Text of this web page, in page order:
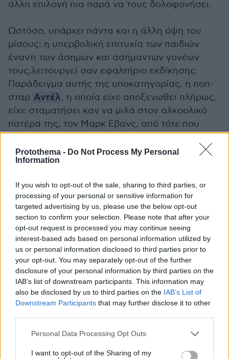
Protothema - Do Not Process My Personal
Information
If you wish to opt-out of the sale, sharing to third parties, or
processing of your personal or sensitive information for
targeted advertising by us, please use the below opt-out
section to confirm your selection. Please note that after your
opt-out request is processed you may continue seeing
interest-based ads based on personal information utilized by
us or personal information disclosed to third parties prior to
your opt-out. You may separately opt-out of the further
disclosure of your personal information by third parties on the
IAB’s list of downstream participants. This information may
also be disclosed by us to third parties on the IAB’s List of
Downstream Participants that may further disclose it to other
Please note that this website/app uses one or more Google
not limited to your visit or usage behaviour. You may click to
Personal Data Processing Opt Outs
I want to opt-out of the Sharing of my
άλλη επιλογή πια παρά να τους δολοφονήσει.
Ωστόσο, υπάρχει πάντα και η άλλη όψη του
μίσους: η υπερβολική επιτυχία των παιδιών
έναντι των άσημων και ασήμαντων γονέων
τους,λειτουργεί σαν εφαλτήριο εκδίκησης.
Παράδειγμα αυτής της υποκατηγορίας, η ποπ-
σταρ Αντέλ, η οποία είχε αποξενωθεί πλήρως,
είχε σταματήσει καν να μιλά στον αλκοολικό
πατέρα της, τον Μαρκ Εβανς, από τότε που
ήταν 12 ετών.
Πολλά χρόνια αργότερα, όταν πλέον η Αντέλ
εξερράγη κατά του πατρός της σε συνέντευξή
της: «Με κάνει έξω φρενών με αυτά που λέει
για μένα. Οτι δήθεν ‘’το πρόβλημά μου με τους
άντρες οφείλεται σε εκείνον’’. Σοβαρά; Να πάει
να γ... Πώς τολμάει να σχολιάζει τη ζωή μου;
Λέει ότι με αγαπάει και με λατρεύει.
Τρελαίνομαι. Και γιατί μου τα λέει αυτά μέσω
μιας εφημερίδας; Αν τον ξαναδώ μπροστά μου,
θα τον φτύσω στα μούτρα».
της, αναγνωρίζοντας ότι η αδιαφορία του για
εκείνην απέρρεε από την αρρώστια του